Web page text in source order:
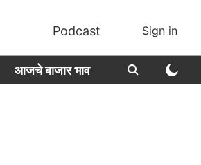
Podcast Sign in
आजचे बाजार भाव